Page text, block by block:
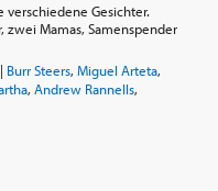
verschiedene Gesichter.
zwei Mamas, Samenspender
| Burr Steers, Miguel Arteta,
, Andrew Rannells,